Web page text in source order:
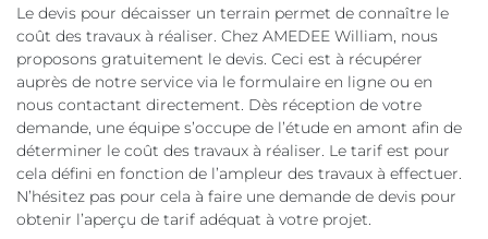
Le devis pour décaisser un terrain permet de connaître le
coût des travaux à réaliser. Chez AMEDEE William, nous
proposons gratuitement le devis. Ceci est à récupérer
auprès de notre service via le formulaire en ligne ou en
nous contactant directement. Dès réception de votre
demande, une équipe s’occupe de l’étude en amont afin de
déterminer le coût des travaux à réaliser. Le tarif est pour
cela défini en fonction de l’ampleur des travaux à effectuer.
N’hésitez pas pour cela à faire une demande de devis pour
obtenir l’aperçu de tarif adéquat à votre projet.